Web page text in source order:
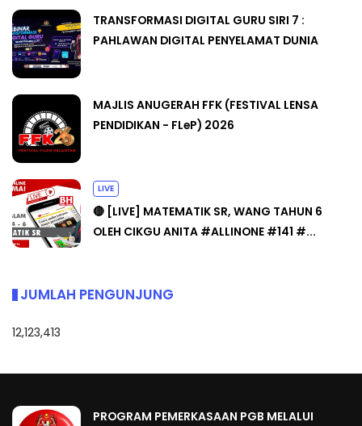
TRANSFORMASI DIGITAL GURU SIRI 7 :
PAHLAWAN DIGITAL PENYELAMAT DUNIA
MAJLIS ANUGERAH FFK (FESTIVAL LENSA
PENDIDIKAN - FLeP) 2026
LIVE
🔴 [LIVE] MATEMATIK SR, WANG TAHUN 6
OLEH CIKGU ANITA #ALLINONE #141 #...
JUMLAH PENGUNJUNG
12,123,413
PROGRAM PEMERKASAAN PGB MELALUI